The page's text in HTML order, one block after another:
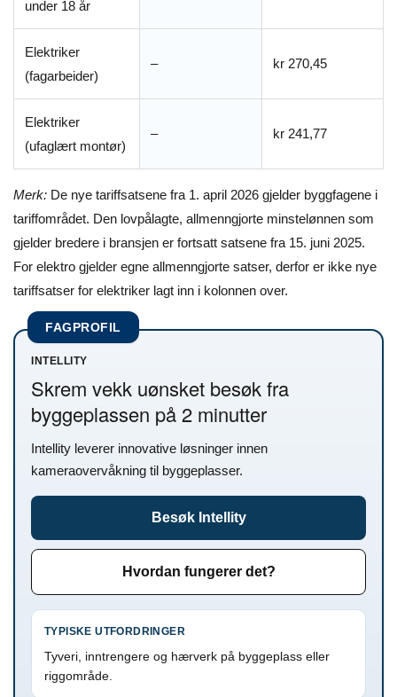
under 18 år
Elektriker
(fagarbeider)
– kr 270,45
Elektriker
(ufaglært montør)
– kr 241,77
Merk: De nye tariffsatsene fra 1. april 2026 gjelder byggfagene i
tariffområdet. Den lovpålagte, allmenngjorte minstelønnen som
gjelder bredere i bransjen er fortsatt satsene fra 15. juni 2025.
For elektro gjelder egne allmenngjorte satser, derfor er ikke nye
tariffsatser for elektriker lagt inn i kolonnen over.
FAGPROFIL
INTELLITY
Skrem vekk uønsket besøk fra
byggeplassen på 2 minutter
Intellity leverer innovative løsninger innen
kameraovervåkning til byggeplasser.
Besøk Intellity
Hvordan fungerer det?
TYPISKE UTFORDRINGER
Tyveri, inntrengere og hærverk på byggeplass eller
riggområde.